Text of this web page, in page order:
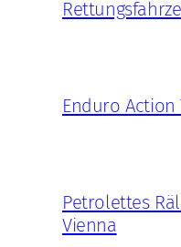
Enduro Action
Petrolettes
Vienna